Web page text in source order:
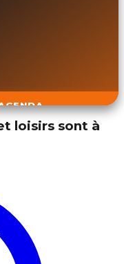
loisirs sont à